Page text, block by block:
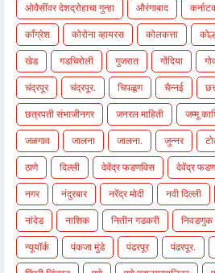
ओवैसींवर देशद्रोहाचा गुन्हा
औरंगाबाद
काँग्रेश
कोरोना व्हायरस कोलकत्ता
खेड
गडचिरोली गुजरात गोंदिया
चंद्रपूर
चंद्रपूर. चिपळूण चैन्नई
छत्रपती संभाजीनगर
जनरल माहिती जम्मू
जळगाव
जालना जालना. जुन्नर
ठाणे
दिल्ली देवेंद्र फडणविस देवेंद्र
नगर
नंदुरबार नरेंद्र मोदी नवी दिल्ली
नांदेड
नाशिक नितीन गडकरी निवडणुक
न्यूयॉर्क
पंकजा मुंडे पंढरपूर पंढरपूर.